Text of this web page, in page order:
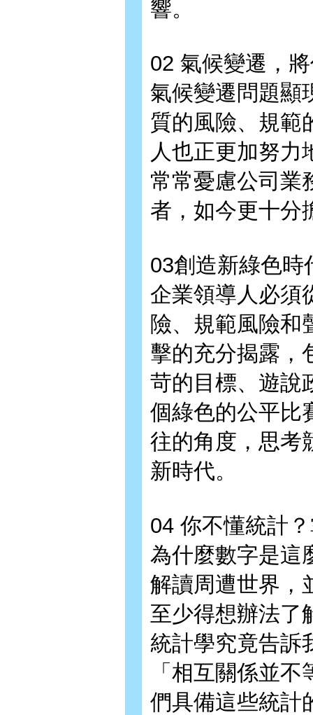
響。
02 氣候變遷，
氣候變遷問題顯
質的風險、規範
人也正更加努力
常常憂慮公司業
者，如今更十分
03創造新綠色時
企業領導人必須
險、規範風險和
擊的充分揭露，
苛的目標、遊說
個綠色的公平比
往的角度，思考
新時代。
04 你不懂統計
為什麼數字是這
解讀周遭世界，
至少得想辦法了
統計學究竟告訴
「相互關係並
們具備這些統計